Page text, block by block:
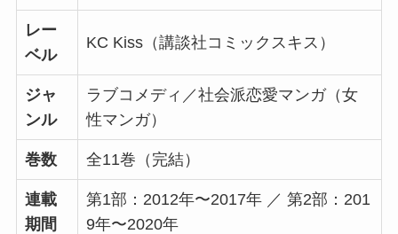
レー
ベル
KC Kiss（講談社コミックスキス）
ジャ
ンル
ラブコメディ／社会派恋愛マンガ（女
性マンガ）
巻数 全11巻（完結）
連載
期間
第1部：2012年〜2017年 ／ 第2部：201
9年〜2020年